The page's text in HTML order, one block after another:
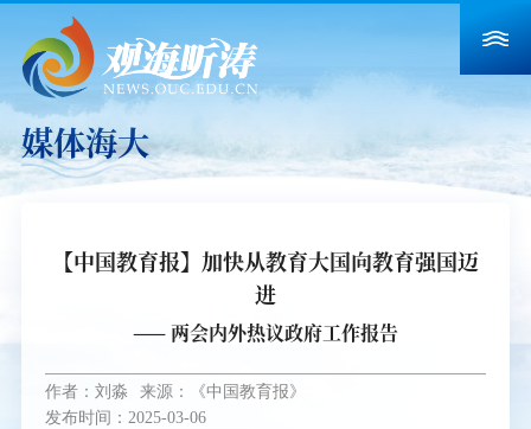
媒体海大
【中国教育报】加快从教育大国向教育强国迈
进
—— 两会内外热议政府工作报告
作者：刘淼
来源：《中国教育报》
发布时间：2025-03-06